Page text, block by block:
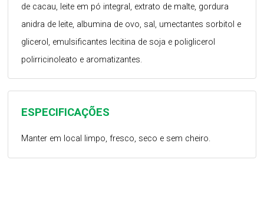
ESPECIFICAÇÕES
Manter em local limpo, fresco, seco e sem cheiro.
de cacau, leite em pó integral, extrato de malte, gordura
anidra de leite, albumina de ovo, sal, umectantes sorbitol e
glicerol, emulsificantes lecitina de soja e poliglicerol
polirricinoleato e aromatizantes.